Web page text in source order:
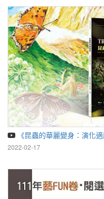
《昆蟲的華麗變身：演化
2022-02-17